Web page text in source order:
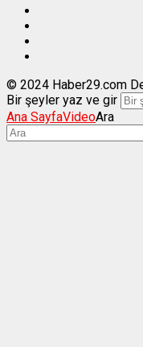
© 2024 Haber29.com
Bir şeyler yaz ve gir
Ana SayfaVideoAra